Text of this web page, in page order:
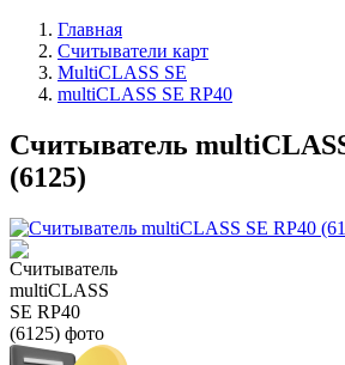
Главная
Считыватели карт
MultiCLASS SE
multiCLASS SE RP40
Считыватель
(6125)